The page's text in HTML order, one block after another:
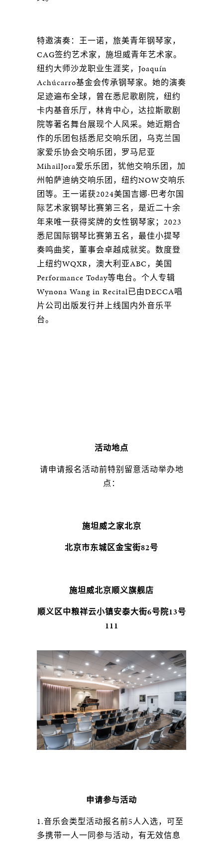
特邀演奏：王一诺，旅美青年钢琴家，
CAG签约艺术家，施坦威青年艺术家。
纽约大师沙龙职业生涯奖，Joaquín
Achúcarro基金会传承钢琴家。她的演奏
足迹遍布全球，曾在悉尼歌剧院，纽约
卡内基音乐厅，林肯中心，达拉斯歌剧
院等著名舞台展现个人风采。她近期合
作的乐团包括悉尼交响乐团，乌克兰国
家爱乐协会交响乐团，罗马尼亚
MihailJora爱乐乐团，犹他交响乐团，加
州帕萨迪纳交响乐团，纽约NOW交响乐
团等。王一诺获2024美国吉娜·巴考尔国
际艺术家钢琴比赛第三名，是近二十余
年来唯一获得奖牌的女性钢琴家；2023
悉尼国际钢琴比赛第五名，最佳小提琴
奏鸣曲奖，董事会卓越成就奖。数度登
上纽约WQXR，澳大利亚ABC，美国
Performance Today等电台。个人专辑
Wynona Wang in Recital已由DECCA唱
片公司出版发行并上线国内外音乐平
台。
活动地点
请申请报名活动前特别留意活动举办地
点：
施坦威之家北京
北京市东城区金宝街82号
施坦威北京顺义旗舰店
顺义区中粮祥云小镇安泰大街6号院13号
111
申请参与活动
1.音乐会类型活动报名前5人入选，可至
多携带一人一同参与活动，有无效信息